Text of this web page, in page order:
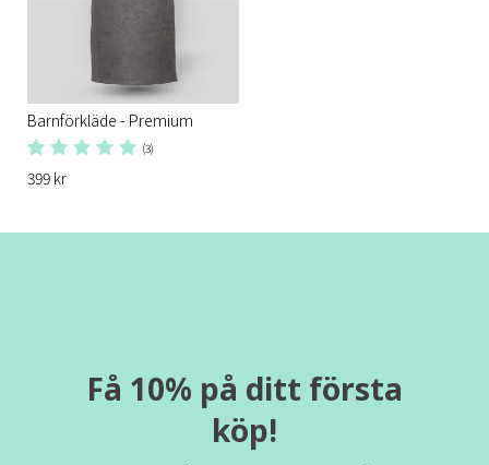
Barnförkläde - Premium
(3)
399 kr
Få 10% på ditt första
köp!